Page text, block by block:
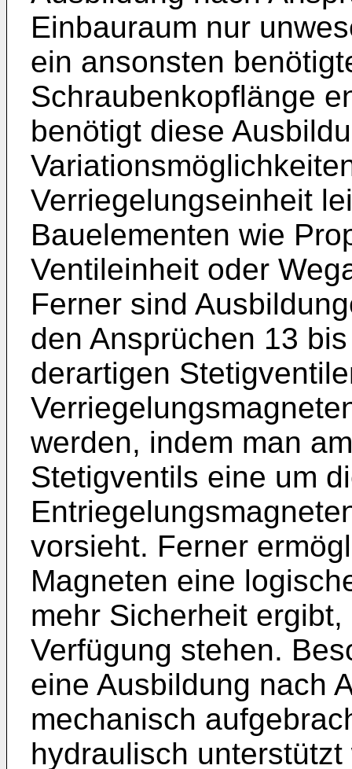
Einbauraum nur
ein ansonsten
Schraubenkopflänge
benötigt diese
Verriegelungseinheit
Bauelementen wie
Ventileinheit oder
Ferner sind
den Ansprüchen 13
derartigen
werden, indem man
Stetigventils eine um
vorsieht. Ferner
Magneten eine
mehr Sicherheit
Verfügung stehen.
eine Ausbildung nach
mechanisch
hydraulisch